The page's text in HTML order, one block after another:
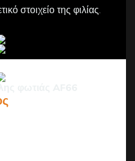
στοιχείο της φιλίας.